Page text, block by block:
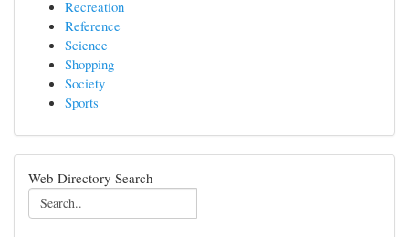
Recreation
Reference
Science
Shopping
Society
Sports
Web Directory Search